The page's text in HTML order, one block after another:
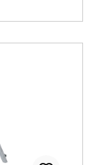
x 4 cm (B
18
Basic
x 18,5 x
x T x H)
37 x
-